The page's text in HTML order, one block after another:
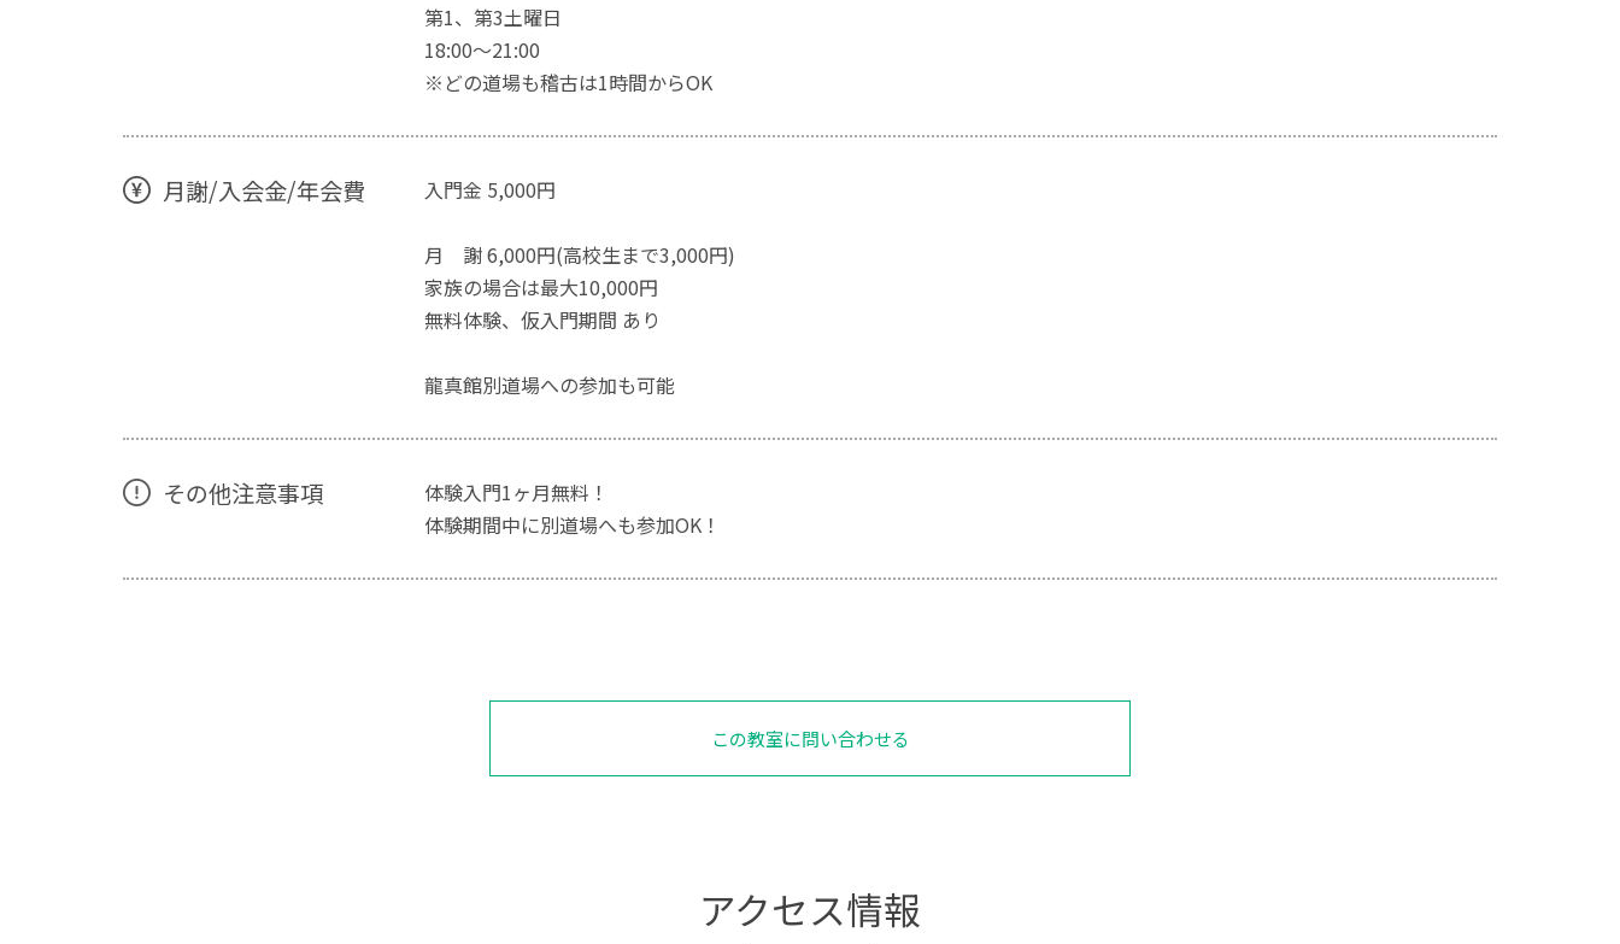
第1、第3土曜日
18:00～21:00
※どの道場も稽古は1時間からOK
月謝/入会金/年会費 入門金 5,000円
月 謝 6,000円(高校生まで3,000円)
家族の場合は最大10,000円
無料体験、仮入門期間 あり
龍真館別道場への参加も可能
その他注意事項
体験入門1ヶ月無料！
体験期間中に別道場へも参加OK！
この教室に問い合わせる
アクセス情報